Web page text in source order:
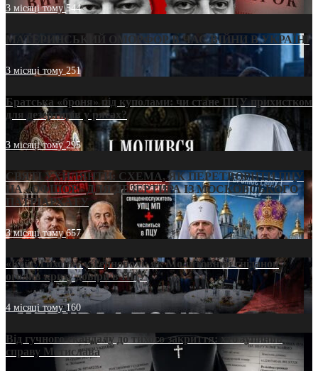
3 місяці тому544
МАТЕРИНСЬКИЙ ОМОРФОР В ЧАС ВІЙНИ В УКРАЇНІ
3 місяці тому251
Братська «броня» під куполами: чи стане ПЦУ прихистком
для дезертирів у рясах?
3 місяці тому295
СВЯТІ УХИЛЯНТИ: СХЕМА, ЯК ПЕРЕТВОРИТИ ПЦУ
НА «ОФШОР» ДЛЯ ДЕЗЕРТИРА ІЗ МОСКОВСЬКОГО
ПАТРІАРХАТУ
3 місяці тому657
«Кейс Тихона» у Тернополі: як Молитовний сніданок
оголив кризу довіри в ПЦУ
4 місяці тому160
Від гучного скандалу до тихого закриття: хто зупинив
справу Мстислава